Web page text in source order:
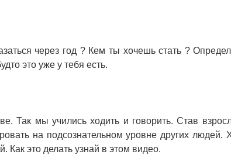
через год ? Кем ты хочешь стать ?
это уже у тебя есть.
Так мы учились ходить и говорить. Став
на подсознательном уровне других людей.
это делать узнай в этом видео.